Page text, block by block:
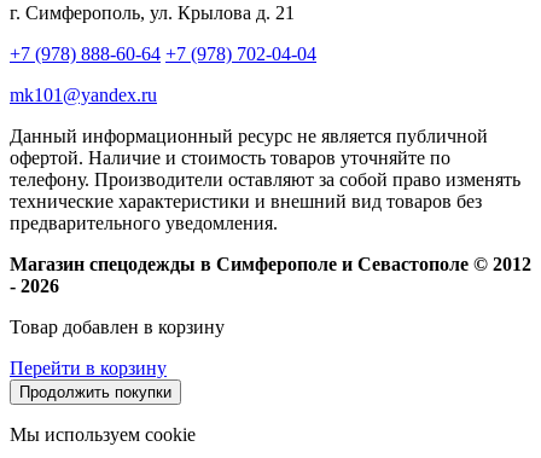
г. Симферополь, ул. Крылова д. 21
+7 (978) 888-60-64 +7 (978) 702-04-04
mk101@yandex.ru
Данный информационный ресурс не является публичной
офертой. Наличие и стоимость товаров уточняйте по
телефону. Производители оставляют за собой право изменять
технические характеристики и внешний вид товаров без
предварительного уведомления.
Магазин спецодежды в Симферополе и Севастополе © 2012
- 2026
Товар добавлен в корзину
Перейти в корзину
Продолжить покупки
Мы используем cookie